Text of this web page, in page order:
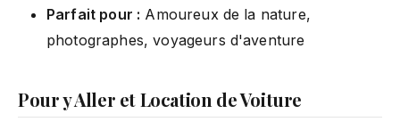
Parfait pour : Amoureux de la nature,
photographes, voyageurs d'aventure
Pour y Aller et Location de Voiture